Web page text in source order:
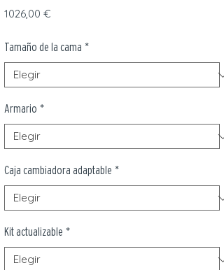
1026,00 €
Tamaño de la cama *
Armario *
Caja cambiadora adaptable *
Kit actualizable *